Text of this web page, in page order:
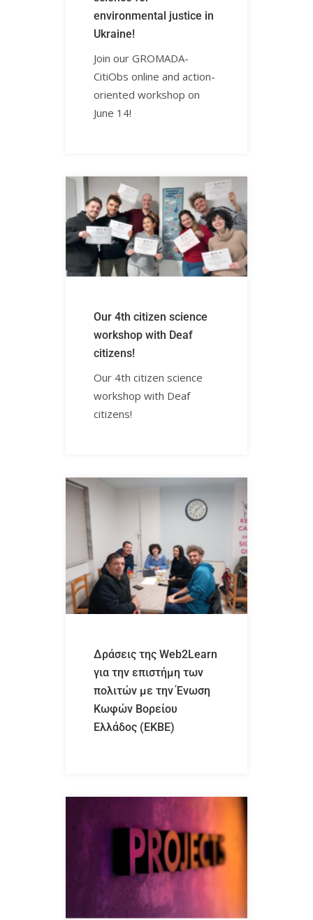
environmental justice in
Ukraine!ㅤㅤㅤㅤㅤㅤㅤㅤ
Join our GROMADA-
CitiObs online and action-
oriented workshop on
June 14! ㅤㅤㅤㅤ
Our 4th citizen science
workshop with Deaf
citizens! ㅤㅤㅤㅤㅤㅤㅤㅤ
Our 4th citizen science
workshop with Deaf
citizens!ㅤㅤㅤㅤㅤ
Δράσεις της Web2Learn
για την επιστήμη των
πολιτών με την Ένωση
Κωφών Βορείου
Ελλάδος (ΕΚΒΕ)ㅤㅤㅤㅤㅤㅤㅤㅤ